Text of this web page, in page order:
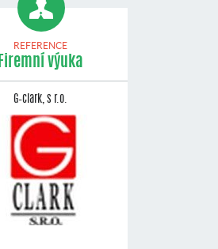
REFERENCE
Firemní výuka
G–clark, s r.o.